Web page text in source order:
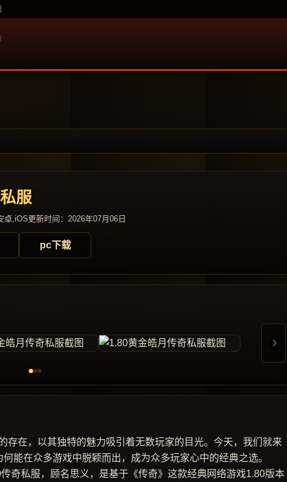
服
卓,iOS更新时间：2026年07月06日
pc下载
存在，以其独特的魅力吸引着无数玩家的目光。今天，我们就来
能在众多游戏中脱颖而出，成为众多玩家心中的经典之选。
奇私服，顾名思义，是基于《传奇》这款经典网络游戏1.80版本